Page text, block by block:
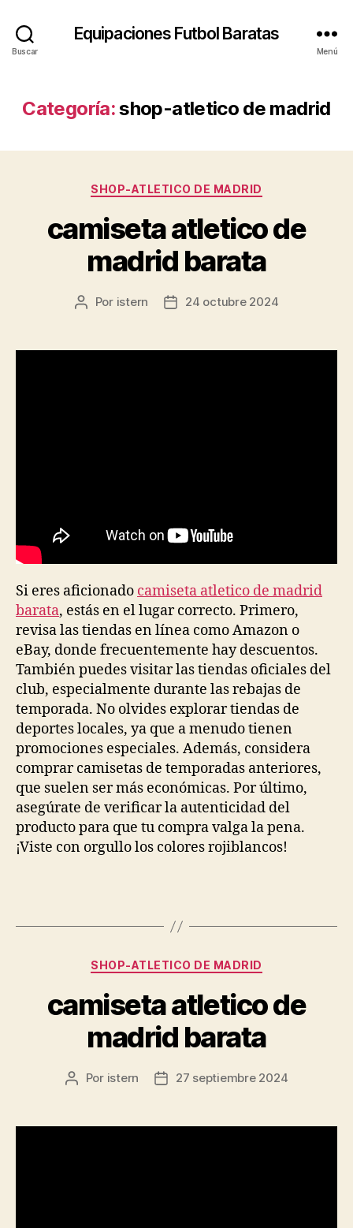
Buscar
Equipaciones Futbol Baratas
Menú
Categoría:shop-atletico de madrid
Categorías
SHOP-ATLETICO DE MADRID
camiseta atletico de
madrid barata
Autor
entrada
Por istern
Fecha
entrada
24 octubre 2024
Si eres aficionado camiseta atletico de madrid
barata, estás en el lugar correcto. Primero,
revisa las tiendas en línea como Amazon o
eBay, donde frecuentemente hay descuentos.
También puedes visitar las tiendas oficiales del
club, especialmente durante las rebajas de
temporada. No olvides explorar tiendas de
deportes locales, ya que a menudo tienen
promociones especiales. Además, considera
comprar camisetas de temporadas anteriores,
que suelen ser más económicas. Por último,
asegúrate de verificar la autenticidad del
producto para que tu compra valga la pena.
¡Viste con orgullo los colores rojiblancos!
Categorías
SHOP-ATLETICO DE MADRID
camiseta atletico de
madrid barata
Autor
entrada
Por istern
Fecha
entrada
27 septiembre 2024